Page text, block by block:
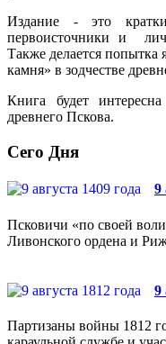
Издание - это
первоисточники и
Также делается попытка
камня» в зодчестве
Книга будет
древнего Пскова.
Сего Дня
9
Псковичи «по своей
Ливонского ордена и
9
Партизаны войны 1812